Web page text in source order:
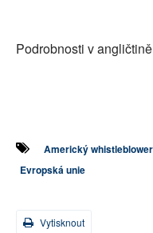
Podrobnosti v
Americký
Evropská unie
Vytisknout